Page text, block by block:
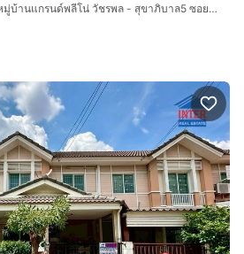
ทาวน์เฮ้าส์ 2 ชั้น 19.4 ตร.ว. หมู่บ้านแกรนด์พลีโน่ วัชรพล - สุขาภิบาล5 ซอยสุขาภิบาล5 ซอย638 ถนนสุขาภิบาล5 เขตสายไหม กรุงเทพมหานคร